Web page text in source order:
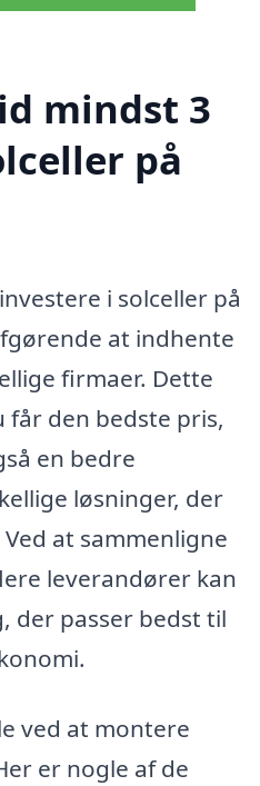
mindst 3
på
i solceller på
at indhente
firmaer. Dette
får den bedste pris,
en bedre
løsninger, der
at sammenligne
leverandører kan
der passer bedst til
ved at montere
er nogle af de